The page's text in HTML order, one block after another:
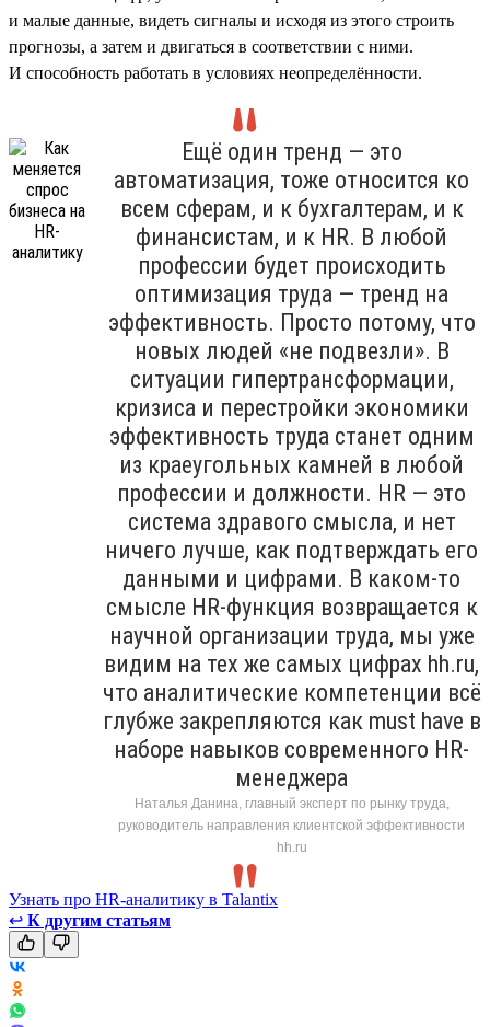
и малые данные, видеть сигналы и исходя из этого строить
прогнозы, а затем и двигаться в соответствии с ними.
И способность работать в условиях неопределённости.
Ещё один тренд — это
автоматизация, тоже относится ко
всем сферам, и к бухгалтерам, и к
финансистам, и к HR. В любой
профессии будет происходить
оптимизация труда — тренд на
эффективность. Просто потому, что
новых людей «не подвезли». В
ситуации гипертрансформации,
кризиса и перестройки экономики
эффективность труда станет одним
из краеугольных камней в любой
профессии и должности. HR — это
система здравого смысла, и нет
ничего лучше, как подтверждать его
данными и цифрами. В каком-то
смысле HR-функция возвращается к
научной организации труда, мы уже
видим на тех же самых цифрах hh.ru,
что аналитические компетенции всё
глубже закрепляются как must have в
наборе навыков современного HR-
менеджера
Наталья Данина, главный эксперт по рынку труда,
руководитель направления клиентской эффективности
hh.ru
Узнать про HR-аналитику в Talantix
↩ К другим статьям